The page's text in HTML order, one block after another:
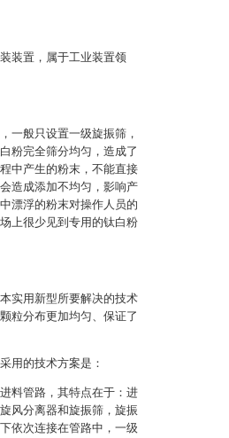
装置，属于工业装置领
一般只设置一级旋振筛，
粉完全筛分均匀，造成了
中产生的粉末，不能直接
造成添加不均匀，影响产
漂浮的粉末对操作人员的
上很少见到专用的钛白粉
实用新型所要解决的技术
粒分布更加均匀、保证了
用的技术方案是：
料管路，其特点在于：进
风分离器和旋振筛，旋振
依次连接在管路中，一级